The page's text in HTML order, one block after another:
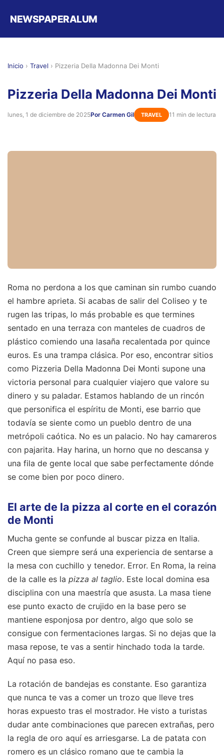
NEWSPAPERALUM
Inicio › Travel › Pizzeria Della Madonna Dei Monti
Pizzeria Della Madonna Dei Monti
lunes, 1 de diciembre de 2025Por Carmen Gil TRAVEL 11 min de lectura
Roma no perdona a los que caminan sin rumbo cuando
el hambre aprieta. Si acabas de salir del Coliseo y te
rugen las tripas, lo más probable es que termines
sentado en una terraza con manteles de cuadros de
plástico comiendo una lasaña recalentada por quince
euros. Es una trampa clásica. Por eso, encontrar sitios
como Pizzeria Della Madonna Dei Monti supone una
victoria personal para cualquier viajero que valore su
dinero y su paladar. Estamos hablando de un rincón
que personifica el espíritu de Monti, ese barrio que
todavía se siente como un pueblo dentro de una
metrópoli caótica. No es un palacio. No hay camareros
con pajarita. Hay harina, un horno que no descansa y
una fila de gente local que sabe perfectamente dónde
se come bien por poco dinero.
El arte de la pizza al corte en el corazón
de Monti
Mucha gente se confunde al buscar pizza en Italia.
Creen que siempre será una experiencia de sentarse a
la mesa con cuchillo y tenedor. Error. En Roma, la reina
de la calle es la pizza al taglio. Este local domina esa
disciplina con una maestría que asusta. La masa tiene
ese punto exacto de crujido en la base pero se
mantiene esponjosa por dentro, algo que solo se
consigue con fermentaciones largas. Si no dejas que la
masa repose, te vas a sentir hinchado toda la tarde.
Aquí no pasa eso.
La rotación de bandejas es constante. Eso garantiza
que nunca te vas a comer un trozo que lleve tres
horas expuesto tras el mostrador. He visto a turistas
dudar ante combinaciones que parecen extrañas, pero
la regla de oro aquí es arriesgarse. La de patata con
romero es un clásico romano que te cambia la